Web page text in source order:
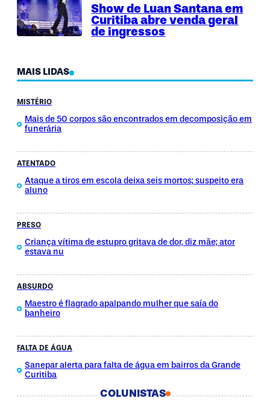
Show de Luan Santana em
Curitiba abre venda geral
de ingressos
MAIS LIDAS
MISTÉRIO
Mais de 50 corpos são encontrados em decomposição em
funerária
ATENTADO
Ataque a tiros em escola deixa seis mortos; suspeito era
aluno
PRESO
Criança vítima de estupro gritava de dor, diz mãe; ator
estava nu
ABSURDO
Maestro é flagrado apalpando mulher que saía do
banheiro
FALTA DE ÁGUA
Sanepar alerta para falta de água em bairros da Grande
Curitiba
COLUNISTAS